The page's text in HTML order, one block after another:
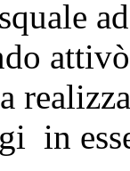
in